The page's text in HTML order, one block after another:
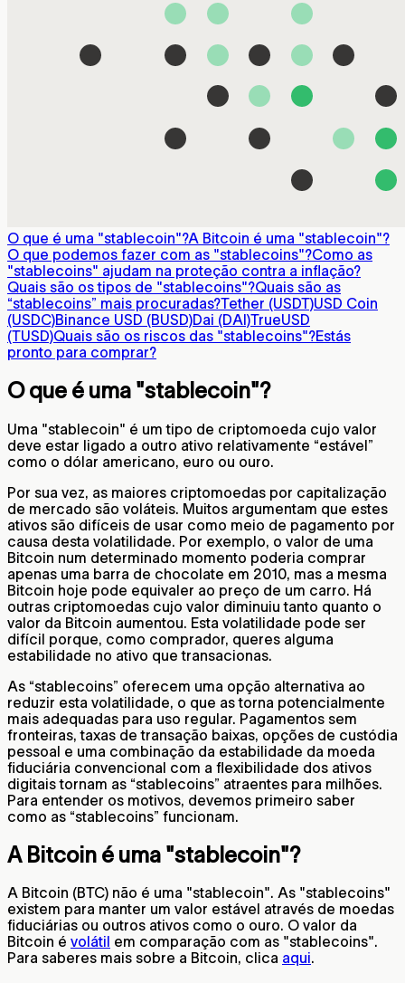
O que é uma "stablecoin"?A Bitcoin é uma "stablecoin"?
O que podemos fazer com as "stablecoins"?Como as
"stablecoins" ajudam na proteção contra a inflação?
Quais são os tipos de "stablecoins"?Quais são as
“stablecoins” mais procuradas?Tether (USDT)USD Coin
(USDC)Binance USD (BUSD)Dai (DAI)TrueUSD
(TUSD)Quais são os riscos das "stablecoins"?Estás
pronto para comprar?
O que é uma "stablecoin"?
Uma "stablecoin" é um tipo de criptomoeda cujo valor
deve estar ligado a outro ativo relativamente “estável”
como o dólar americano, euro ou ouro.
Por sua vez, as maiores criptomoedas por capitalização
de mercado são voláteis. Muitos argumentam que estes
ativos são difíceis de usar como meio de pagamento por
causa desta volatilidade. Por exemplo, o valor de uma
Bitcoin num determinado momento poderia comprar
apenas uma barra de chocolate em 2010, mas a mesma
Bitcoin hoje pode equivaler ao preço de um carro. Há
outras criptomoedas cujo valor diminuiu tanto quanto o
valor da Bitcoin aumentou. Esta volatilidade pode ser
difícil porque, como comprador, queres alguma
estabilidade no ativo que transacionas.
As “stablecoins” oferecem uma opção alternativa ao
reduzir esta volatilidade, o que as torna potencialmente
mais adequadas para uso regular. Pagamentos sem
fronteiras, taxas de transação baixas, opções de custódia
pessoal e uma combinação da estabilidade da moeda
fiduciária convencional com a flexibilidade dos ativos
digitais tornam as “stablecoins” atraentes para milhões.
Para entender os motivos, devemos primeiro saber
como as “stablecoins” funcionam.
A Bitcoin é uma "stablecoin"?
A Bitcoin (BTC) não é uma "stablecoin". As "stablecoins"
existem para manter um valor estável através de moedas
fiduciárias ou outros ativos como o ouro. O valor da
Bitcoin é volátil em comparação com as "stablecoins".
Para saberes mais sobre a Bitcoin, clica aqui.